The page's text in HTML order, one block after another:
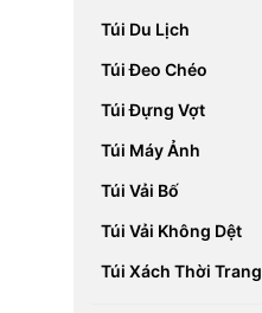
Túi Du Lịch
Túi Đeo Chéo
Túi Đựng Vợt
Túi Máy Ảnh
Túi Vải Bố
Túi Vải Không Dệt
Túi Xách Thời Trang